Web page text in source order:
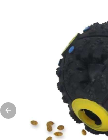
Previous slide